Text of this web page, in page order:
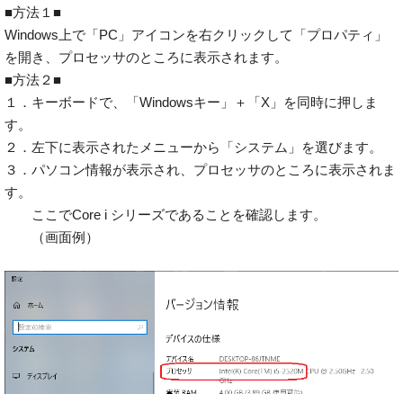
■方法１■
Windows上で「PC」アイコンを右クリックして「プロパティ」
を開き、プロセッサのところに表示されます。
■方法２■
１．キーボードで、「Windowsキー」＋「X」を同時に押しま
す。
２．左下に表示されたメニューから「システム」を選びます。
３．パソコン情報が表示され、プロセッサのところに表示されま
す。
ここでCore i シリーズであることを確認します。
（画面例）